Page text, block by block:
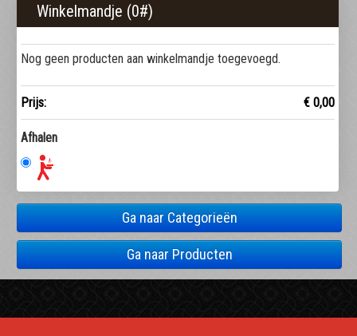
Winkelmandje (0#)
Nog geen producten aan winkelmandje toegevoegd.
Prijs: € 0,00
Afhalen
Ga naar Categorieën
Ga naar Producten